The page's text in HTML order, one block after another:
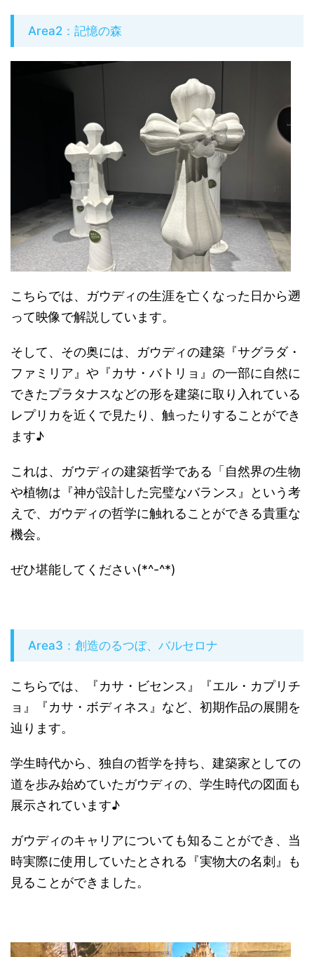
Area2：記憶の森
こちらでは、ガウディの生涯を亡くなった日から遡
って映像で解説しています。
そして、その奥には、ガウディの建築『サグラダ・
ファミリア』や『カサ・バトリョ』の一部に自然に
できたプラタナスなどの形を建築に取り入れている
レプリカを近くで見たり、触ったりすることができ
ます♪
これは、ガウディの建築哲学である「自然界の生物
や植物は『神が設計した完璧なバランス』という考
えで、ガウディの哲学に触れることができる貴重な
機会。
ぜひ堪能してください(*^-^*)
Area3：創造のるつぼ、バルセロナ
こちらでは、『カサ・ビセンス』『エル・カプリチ
ョ』『カサ・ボディネス』など、初期作品の展開を
辿ります。
学生時代から、独自の哲学を持ち、建築家としての
道を歩み始めていたガウディの、学生時代の図面も
展示されています♪
ガウディのキャリアについても知ることができ、当
時実際に使用していたとされる『実物大の名刺』も
見ることができました。